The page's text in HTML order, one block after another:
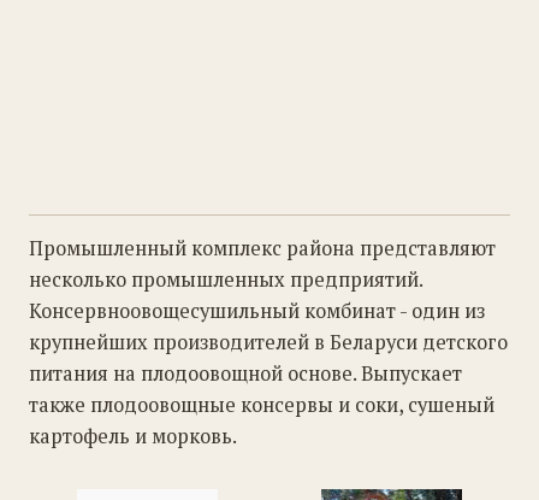
Промышленный комплекс района представляют
несколько промышленных предприятий.
Консервноовощесушильный комбинат - один из
крупнейших производителей в Беларуси детского
питания на плодоовощной основе. Выпускает
также плодоовощные консервы и соки, сушеный
картофель и морковь.